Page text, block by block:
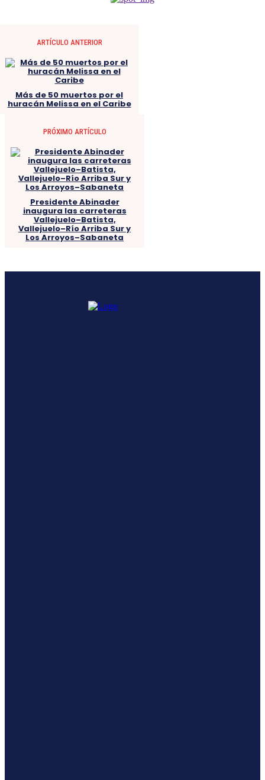
ARTÍCULO ANTERIOR
Más de 50 muertos por el
huracán Melissa en el Caribe
PRÓXIMO ARTÍCULO
Presidente Abinader
inaugura las carreteras
Vallejuelo–Batista,
Vallejuelo–Río Arriba Sur y
Los Arroyos–Sabaneta